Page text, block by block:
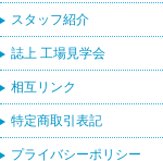
スタッフ紹介
誌上 工場見学会
相互リンク
特定商取引表記
プライバシーポリシー